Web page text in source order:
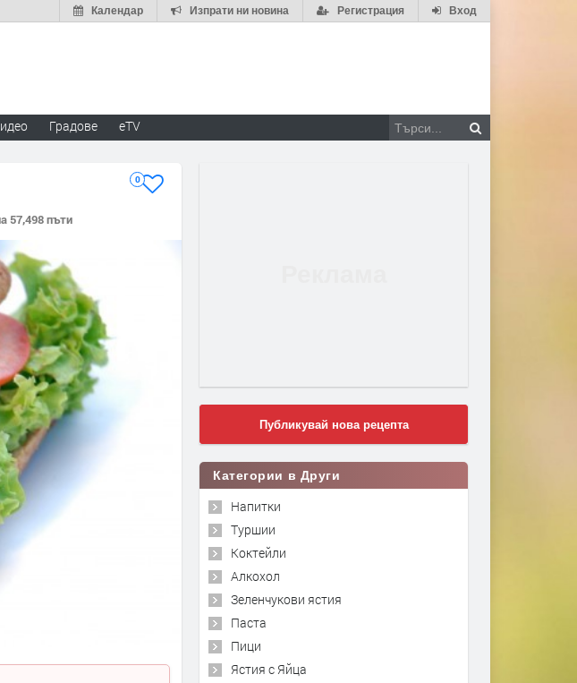
Вход
Регистрация
Изпрати ни новина
Календар
Градове eTV
0
57,498 пъти
Публикувай нова рецепта
Категории в Други
Напитки
Туршии
Коктейли
Алкохол
Зеленчукови ястия
Паста
Пици
Ястия с Яйца